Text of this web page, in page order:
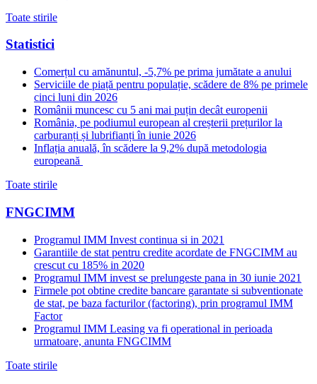
Toate stirile
Statistici
Comerțul cu amănuntul, -5,7% pe prima jumătate a anului
Serviciile de piață pentru populație, scădere de 8% pe primele
cinci luni din 2026
Românii muncesc cu 5 ani mai puțin decât europenii
România, pe podiumul european al creșterii prețurilor la
carburanți și lubrifianți în iunie 2026
Inflația anuală, în scădere la 9,2% după metodologia
europeană
Toate stirile
FNGCIMM
Programul IMM Invest continua si in 2021
Garantiile de stat pentru credite acordate de FNGCIMM au
crescut cu 185% in 2020
Programul IMM invest se prelungeste pana in 30 iunie 2021
Firmele pot obtine credite bancare garantate si subventionate
de stat, pe baza facturilor (factoring), prin programul IMM
Factor
Programul IMM Leasing va fi operational in perioada
urmatoare, anunta FNGCIMM
Toate stirile